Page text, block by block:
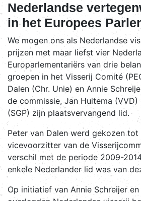
Nederlandse
in het Europees
We mogen ons als Nederlandse
prijzen met maar liefst vier
Europarlementariërs van drie
groepen in het Visserij Comité
Dalen (Chr. Unie) en Annie
de commissie, Jan Huitema (VVD)
(SGP) zijn plaatsvervangend lid.
Peter van Dalen werd gekozen tot
vicevoorzitter van de
verschil met de periode 2009-
enkele Nederlander lid was van
Op initiatief van Annie Schreijer en